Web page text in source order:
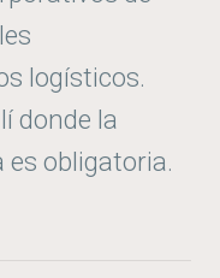
logísticos.
donde la
obligatoria.